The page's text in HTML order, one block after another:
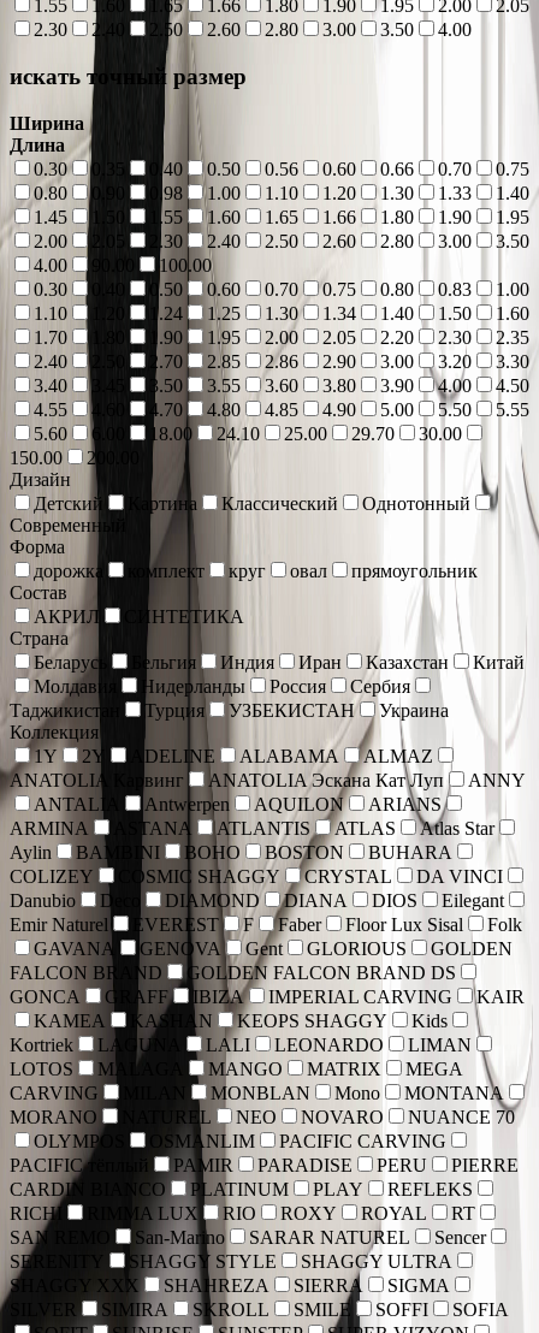
1.55
1.60 1.65 1.66 1.80 1.90 1.95 2.00
2.05
2.30
2.40 2.50 2.60 2.80 3.00 3.50 4.00
искать точный размер
Ширина
Длина
0.30
0.35 0.40 0.50 0.56 0.60 0.66 0.70
0.75
0.80
0.90 0.98 1.00 1.10 1.20 1.30 1.33
1.40
1.45
1.50 1.55 1.60 1.65 1.66 1.80 1.90
1.95
2.00
2.05 2.30 2.40 2.50 2.60 2.80 3.00
3.50
4.00
90.00
100.00
0.30
0.50 0.60 0.70 0.75 0.80 0.83
1.00
1.10
1.24 1.25 1.30 1.34 1.40 1.50
1.60
1.70
1.90 1.95 2.00 2.05 2.20 2.30
2.35
2.40
2.50 2.70 2.85 2.86 2.90 3.00 3.20
3.30
3.40
3.50 3.55 3.60 3.80 3.90 4.00
4.50
4.55
4.60 4.70 4.80 4.85 4.90 5.00 5.50
5.55
5.60
6.00 18.00 24.10 25.00 29.70
30.00
150.00
200.00
Дизайн
Детский
Картина Классический
Однотонный
Современный
Форма
дорожка
комплект круг овал
прямоугольник
Состав
АКРИЛ
СИНТЕТИКА
Страна
Беларусь
Бельгия Индия Иран Казахстан
Китай
Молдавия
Нидерланды Россия
Сербия
Таджикистан
Турция УЗБЕКИСТАН
Украина
Коллекция
1Y
2Y ADELINE ALABAMA
ALMAZ
ANATOLIA Карвинг
ANATOLIA Эскана Кат Луп
ANNY
ANTALIA
Antwerpen AQUILON
ARIANS
ARMINA
ASTANA ATLANTIS ATLAS
Atlas Star
Aylin
BAMBINI BOHO BOSTON
BUHARA
COLIZEY
COSMIC SHAGGY CRYSTAL
DA VINCI
Danubio
Deco DIAMOND DIANA DIOS
Eilegant
Emir Naturel
EVEREST F Faber Floor Lux Sisal
Folk
GAVANA
GENOVA Gent GLORIOUS
GOLDEN
FALCON BRAND
GOLDEN FALCON BRAND DS
GONCA
GRAFF IBIZA IMPERIAL CARVING
KAIR
KAMEA
KASHAN KEOPS SHAGGY
Kids
Kortriek
LAGUNA LALI LEONARDO
LIMAN
LOTOS
MALAGA MANGO MATRIX
MEGA
CARVING
MONBLAN Mono
MONTANA
MORANO
NATUREL NEO NOVARO
NUANCE 70
OLYMPOS
OSMANLIM
PACIFIC CARVING
PACIFIC тёплый
PAMIR PARADISE PERU
PIERRE
CARDIN BIANCO
PLATINUM PLAY
REFLEKS
RICHI
RIMMA LUX RIO ROXY ROYAL
RT
SAN REMO
San-Marino SARAR NATUREL
Sencer
SERENITY
SHAGGY STYLE
SHAGGY ULTRA
SHAGGY XXX
SHAHREZA SIERRA
SIGMA
SILVER
SIMIRA SKROLL SMILE SOFFI
SOFIA